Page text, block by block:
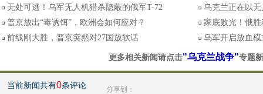
无处可逃！乌军无人机猎杀隐蔽的俄军T-72
乌克兰正在以
普京放出“毒诱饵”，欧洲会如何应对？
家底败光！俄
前线刚大胜，普京突然对27国放软话
乌军开启放血
更多相关新闻请点击"乌克兰战争"专题
当前新闻共有0条评论 分享到：